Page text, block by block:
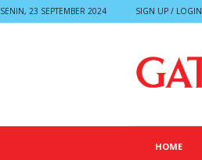
SENIN, 23 SEPTEMBER 2024 SIGN UP / LOGIN
HOME